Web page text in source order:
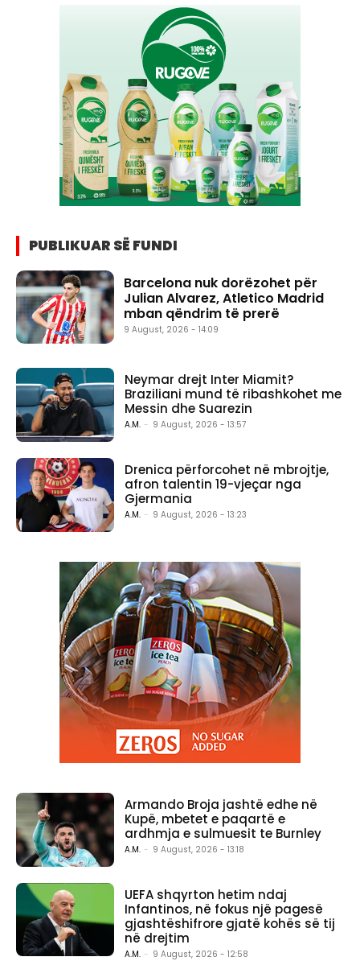
PUBLIKUAR SË FUNDI
Barcelona nuk dorëzohet për
Julian Alvarez, Atletico Madrid
mban qëndrim të prerë
9 August, 2026 - 14:09
Neymar drejt Inter Miamit?
Braziliani mund të ribashkohet me
Messin dhe Suarezin
A.M. - 9 August, 2026 - 13:57
Drenica përforcohet në mbrojtje,
afron talentin 19-vjeçar nga
Gjermania
A.M. - 9 August, 2026 - 13:23
Armando Broja jashtë edhe në
Kupë, mbetet e paqartë e
ardhmja e sulmuesit te Burnley
A.M. - 9 August, 2026 - 13:18
UEFA shqyrton hetim ndaj
Infantinos, në fokus një pagesë
gjashtëshifrore gjatë kohës së tij
në drejtim
A.M. - 9 August, 2026 - 12:58